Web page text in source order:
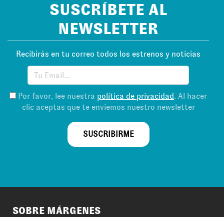
SUSCRÍBETE AL
NEWSLETTER
Recibirás en tu correo todos los estrenos y noticias
Por favor, lee nuestra política de privacidad. Al hacer
clic aceptas que te enviemos nuestro newsletter
SUSCRIBIRME
SOBRE MÁRGENES